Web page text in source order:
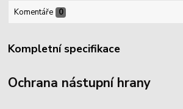
Komentáře 0
Kompletní specifikace
Ochrana nástupní hrany